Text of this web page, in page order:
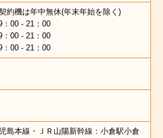
約機は年中無休(年末年始を除く)
：00 - 21：00
：00 - 21：00
：00 - 21：00
島本線・ＪＲ山陽新幹線：小倉駅小倉